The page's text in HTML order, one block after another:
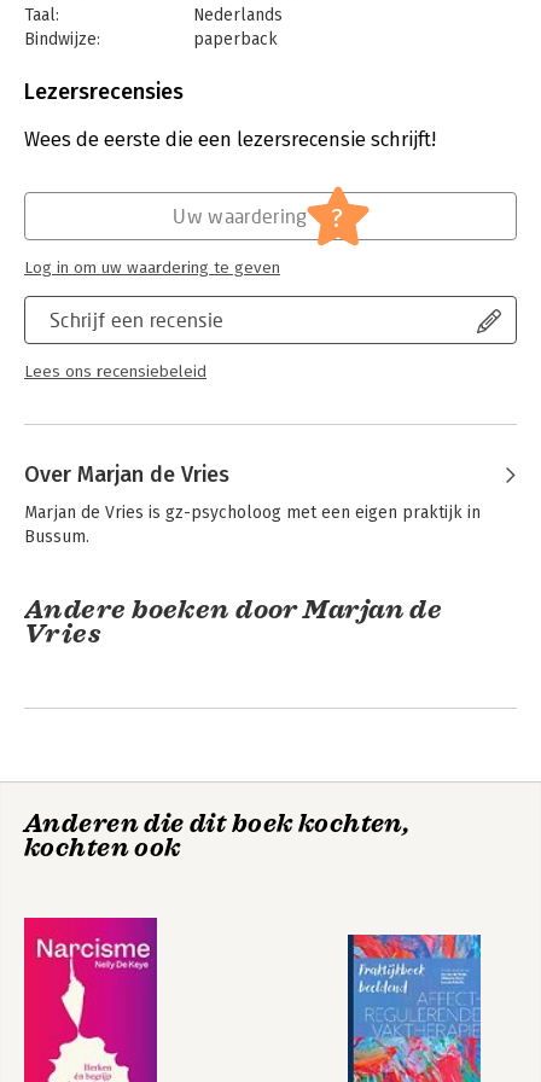
kunt herkennen en vervolgens hoe je weerbaarder kunt
worden binnen de relatie, of daarbuiten, als je besluit de
Taal:
Nederlands
Bindwijze:
paperback
Uitgever:
Verschijningsdatum:
28-4-2021
Lezersrecensies
Wees de eerste die een lezersrecensie schrijft!
Schrijf een recensie
Lees ons recensiebeleid
Uw waardering ?
Log in om uw waardering te geven
Over Marjan de Vries
Marjan de Vries is gz-psycholoog met een eigen praktijk in
Bussum.
Andere boeken door Marjan de
Vries
Uit de schaduw van
narcisme
Bekijk alle boeken
Anderen die dit boek kochten,
kochten ook